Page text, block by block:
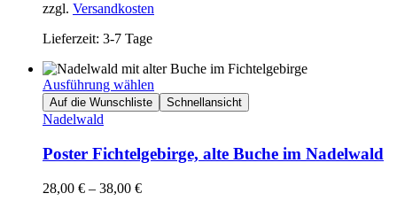
zzgl. Versandkosten
Lieferzeit: 3-7 Tage
Ausführung wählen
Auf die Wunschliste Schnellansicht
Nadelwald
Poster Fichtelgebirge, alte Buche im Nadelwald
28,00 € – 38,00 €